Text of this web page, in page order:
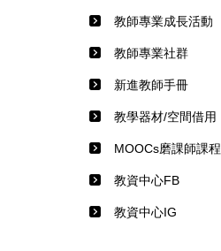
教師專業成長活動
教師專業社群
新進教師手冊
教學器材/空間借用
MOOCs磨課師課程
教資中心FB
教資中心IG